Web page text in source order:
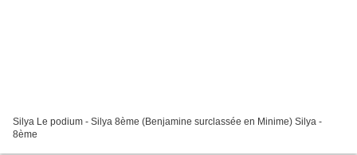
Silya Le podium - Silya 8ème (Benjamine surclassée en Minime) Silya -
8ème